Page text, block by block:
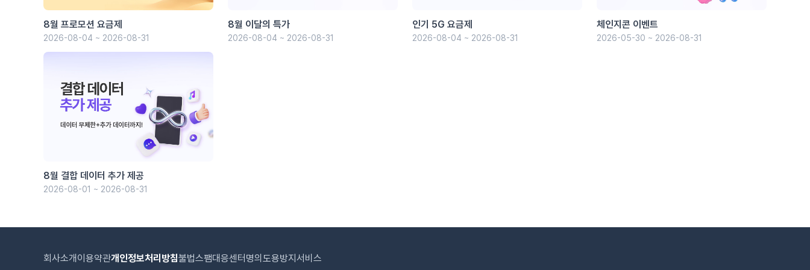
8월 프로모션 요금제
2026-08-04 ~ 2026-08-31
8월 이달의 특가
2026-08-04 ~ 2026-08-31
인기 5G 요금제
2026-08-04 ~ 2026-08-31
체인지콘 이벤트
2026-05-30 ~ 2026-08-31
8월 결합 데이터 추가 제공
2026-08-01 ~ 2026-08-31
회사소개 이용약관개인정보처리방침불법스팸대응센터 명의도용방지서비스